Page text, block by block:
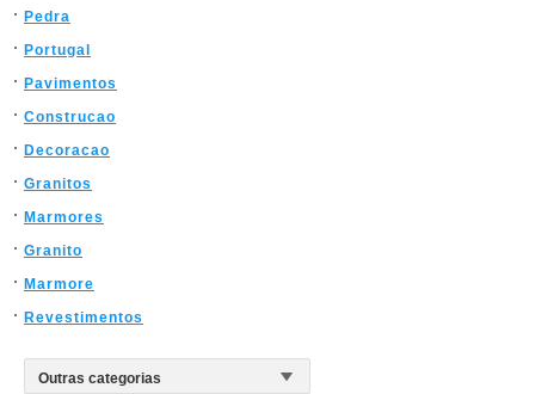
Pedra
Portugal
Pavimentos
Construcao
Decoracao
Granitos
Marmores
Granito
Marmore
Revestimentos